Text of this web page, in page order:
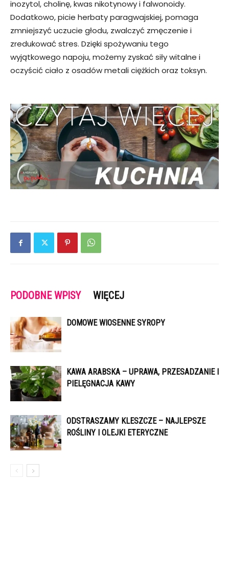
inozytol, cholinę, kwas nikotynowy i falwonoidy.
Dodatkowo, picie herbaty paragwajskiej, pomaga
zmniejszyć uczucie głodu, zwalczyć zmęczenie i
zredukować stres. Dzięki spożywaniu tego
wyjątkowego napoju, możemy zyskać siły witalne i
oczyścić ciało z osadów metali ciężkich oraz toksyn.
PODOBNE WPISY WIĘCEJ
DOMOWE WIOSENNE SYROPY
KAWA ARABSKA – UPRAWA, PRZESADZANIE I
PIELĘGNACJA KAWY
ODSTRASZAMY KLESZCZE – NAJLEPSZE
ROŚLINY I OLEJKI ETERYCZNE